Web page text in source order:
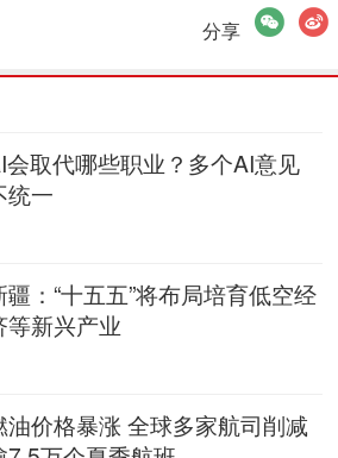
分享
微信微博
会取代哪些职业？多个AI意见
统一
疆：“十五五”将布局培育低空经
等新兴产业
油价格暴涨 全球多家航司削减